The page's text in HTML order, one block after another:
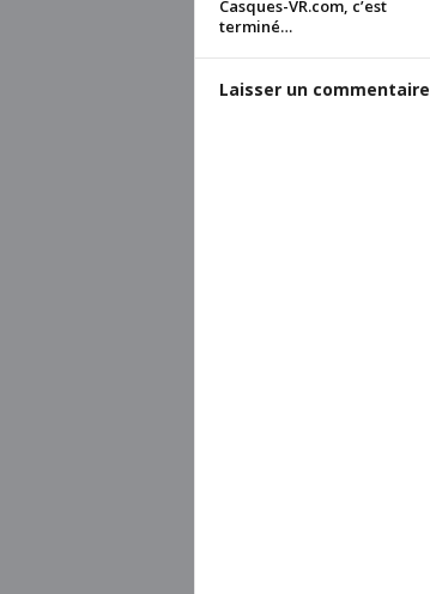
Casques-VR.com, c’est
terminé…
Laisser un commentaire